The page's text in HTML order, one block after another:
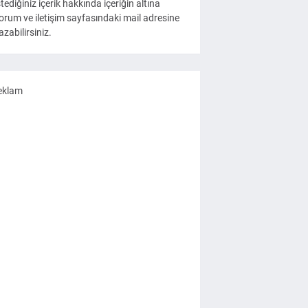
içerik hakkında içeriğin altına
ve iletişim sayfasındaki mail adresine